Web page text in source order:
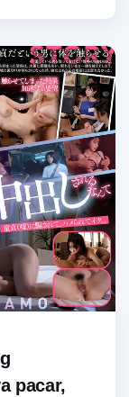
pacar,